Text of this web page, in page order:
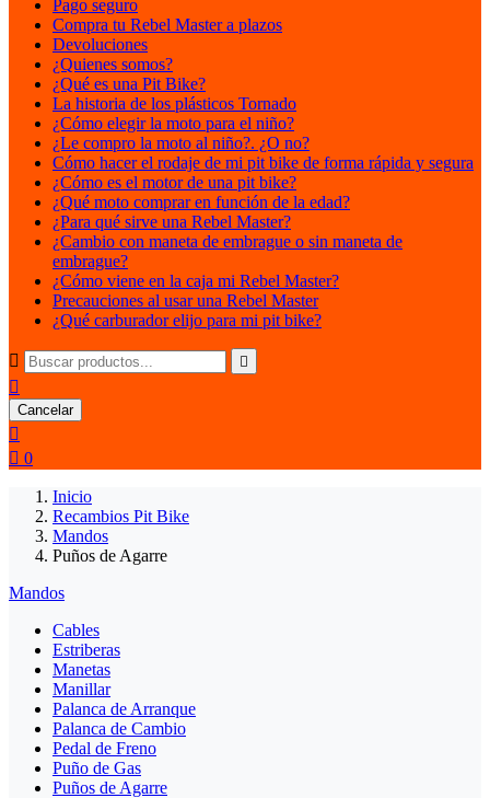
Pago seguro
Compra tu Rebel Master a plazos
Devoluciones
¿Quienes somos?
¿Qué es una Pit Bike?
La historia de los plásticos Tornado
¿Cómo elegir la moto para el niño?
¿Le compro la moto al niño?. ¿O no?
Cómo hacer el rodaje de mi pit bike de forma rápida y segura
¿Cómo es el motor de una pit bike?
¿Qué moto comprar en función de la edad?
¿Para qué sirve una Rebel Master?
¿Cambio con maneta de embrague o sin maneta de
embrague?
¿Cómo viene en la caja mi Rebel Master?
Precauciones al usar una Rebel Master
¿Qué carburador elijo para mi pit bike?
 

Cancelar

 0
Inicio
Recambios Pit Bike
Mandos
Puños de Agarre
Mandos
Cables
Estriberas
Manetas
Manillar
Palanca de Arranque
Palanca de Cambio
Pedal de Freno
Puño de Gas
Puños de Agarre